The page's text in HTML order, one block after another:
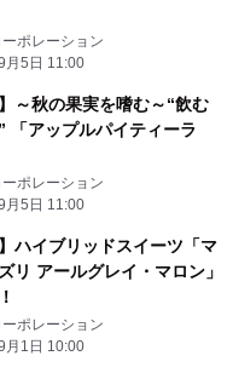
ポレーション
月5日 11:00
】～秋の果実を嗜む～“飲む
「アップルパイティーラ
ポレーション
月5日 11:00
】ハイブリッドスイーツ「マ
リ アールグレイ・マロン」
ポレーション
月1日 10:00